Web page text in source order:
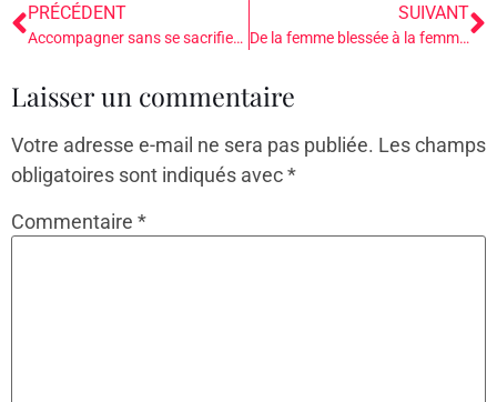
PRÉCÉDENT
Accompagner sans se sacrifier : poser des fondations sécures pour ne pas s’épuiser
SUIVANT
De la femme blessée à la femme épanouie
Laisser un commentaire
Votre adresse e-mail ne sera pas publiée. Les champs
obligatoires sont indiqués avec*
Commentaire *